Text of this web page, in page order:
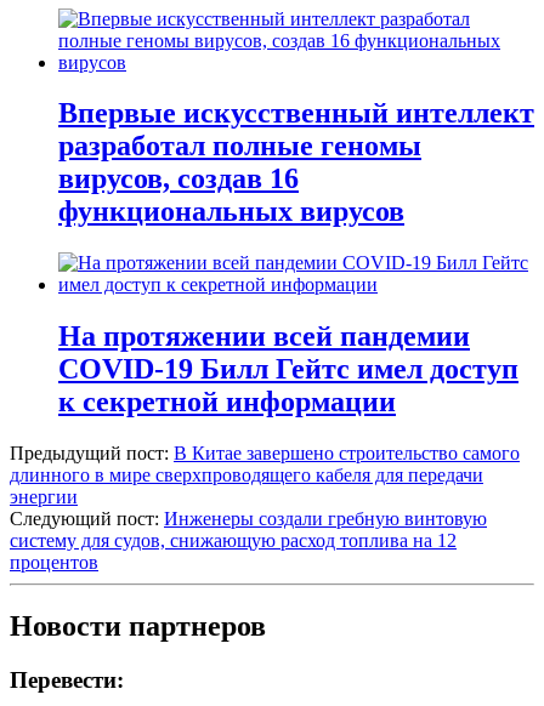
Впервые искусственный интеллект
разработал полные геномы
вирусов, создав 16
функциональных вирусов
На протяжении всей пандемии
COVID-19 Билл Гейтс имел доступ
к секретной информации
Предыдущий пост: В Китае завершено строительство самого
длинного в мире сверхпроводящего кабеля для передачи
энергии
Следующий пост: Инженеры создали гребную винтовую
систему для судов, снижающую расход топлива на 12
процентов
Новости партнеров
Перевести: